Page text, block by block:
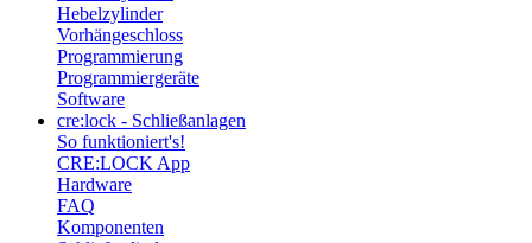
Hebelzylinder
Vorhängeschloss
Programmierung
Programmiergeräte
Software
cre:lock - Schließanlagen
So funktioniert's!
CRE:LOCK App
Hardware
FAQ
Komponenten